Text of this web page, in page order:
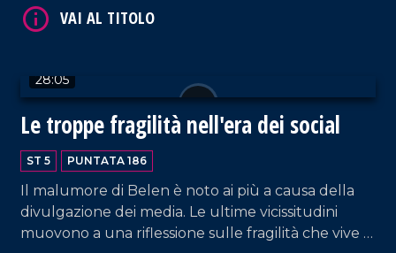
tra i massimi studiosi delle mafie a livello
28:05
Le troppe fragilità nell'era dei social
ST 5 PUNTATA 186
Il malumore di Belen è noto ai più a causa della
divulgazione dei media. Le ultime vicissitudini
muovono a una riflessione sulle fragilità che vive la
VAI AL TITOLO